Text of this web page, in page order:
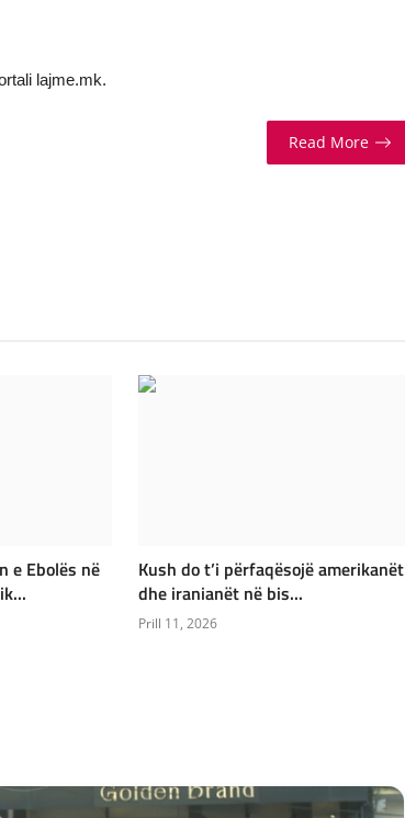
lajme.mk.
Read More
e Ebolës në
Kush do t’i përfaqësojë amerikanët
dhe iranianët në bis...
Prill 11, 2026